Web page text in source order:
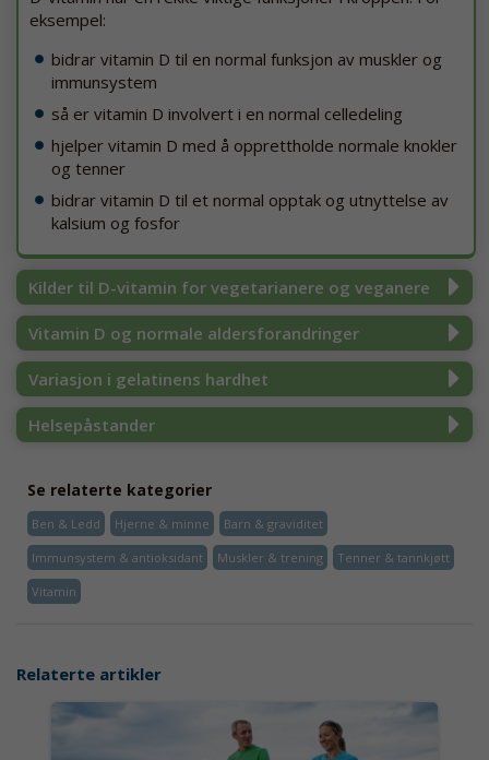
eksempel:
bidrar vitamin D til en normal funksjon av muskler og
immunsystem
så er vitamin D involvert i en normal celledeling
hjelper vitamin D med å opprettholde normale knokler
og tenner
bidrar vitamin D til et normal opptak og utnyttelse av
kalsium og fosfor
Kilder til D-vitamin for vegetarianere og veganere
Vitamin D og normale aldersforandringer
Variasjon i gelatinens hardhet
Helsepåstander
Se relaterte kategorier
Ben & Ledd Hjerne & minne Barn & graviditet
Immunsystem & antioksidant Muskler & trening Tenner & tannkjøtt
Vitamin
Relaterte artikler